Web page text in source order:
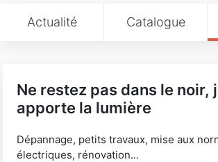
Actualité Catalogue
Ne restez pas dans le noir,
apporte la lumière
Dépannage, petits travaux, mise aux
électriques, rénovation...